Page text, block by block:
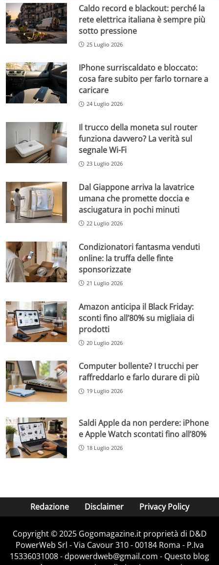
Caldo record e blackout: perché la
rete elettrica italiana è sempre più
sotto pressione
25 Luglio 2026
IPhone surriscaldato e bloccato:
cosa fare subito per farlo tornare a
caricare
24 Luglio 2026
Il trucco della moneta sul router
funziona davvero? La verità sul
segnale Wi-Fi
23 Luglio 2026
Dal Giappone arriva la lavatrice
umana che promette doccia e
asciugatura in pochi minuti
22 Luglio 2026
Condizionatori fantasma venduti
online: la truffa delle finte
sponsorizzate
21 Luglio 2026
Amazon anticipa il Black Friday:
sconti fino all’80% su migliaia di
prodotti
20 Luglio 2026
Computer bollente? I trucchi per
raffreddarlo e farlo durare di più
19 Luglio 2026
Saldi Apple da non perdere: iPhone
e Apple Watch scontati fino all’80%
18 Luglio 2026
Redazione Disclaimer Privacy Policy
Copyright © 2025 Gogomagazine.it proprietà di D&D
PowerWeb Srl - Via Cavour 310 - 00184 Roma - P.Iva
15336031008 - dpowerdweb@gmail.com - Questo blog